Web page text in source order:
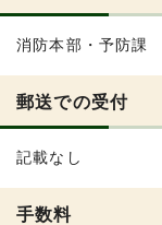
消防本部・予防課
郵送での受付
記載なし
手数料